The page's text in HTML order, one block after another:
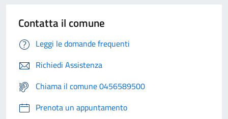
Contatta il comune
Leggi le domande frequenti
Richiedi Assistenza
Chiama il comune 0456589500
Prenota un appuntamento